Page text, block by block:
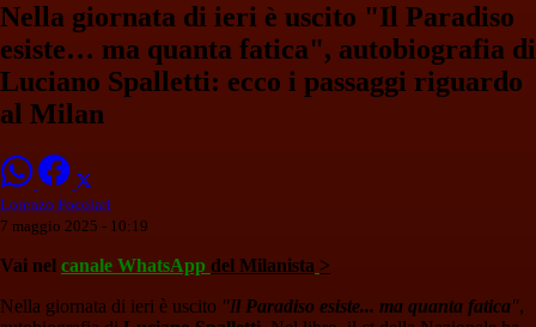
Nella giornata di ieri è uscito "Il Paradiso
esiste… ma quanta fatica", autobiografia di
Luciano Spalletti: ecco i passaggi riguardo
al Milan
Lorenzo Focolari
7 maggio 2025 - 10:19
Vai nel canale WhatsApp del Milanista >
Nella giornata di ieri è uscito "Il Paradiso esiste... ma quanta fatica",